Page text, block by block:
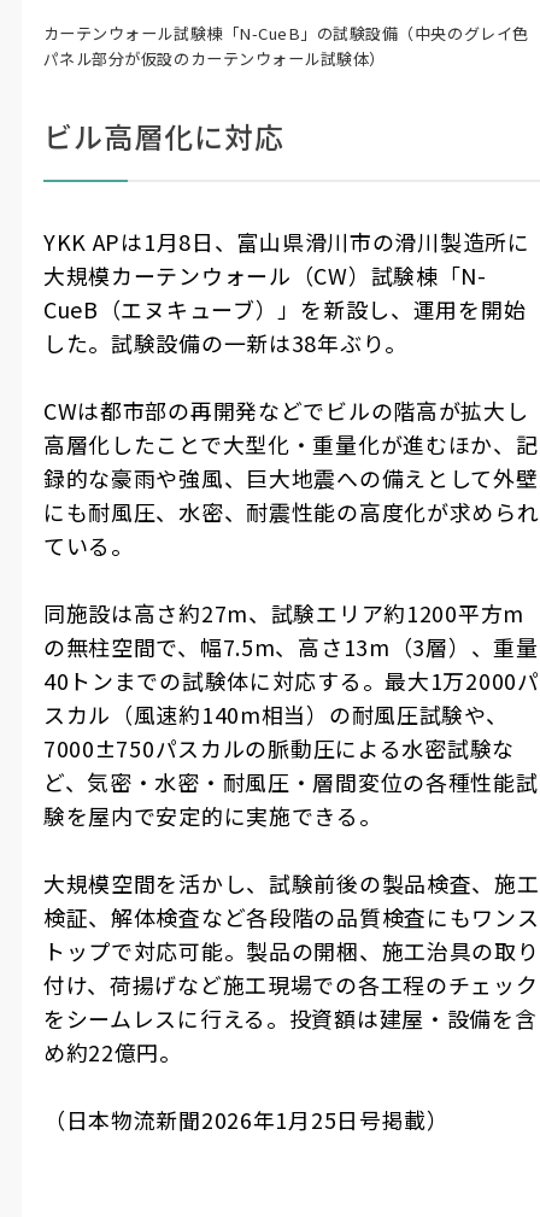
カーテンウォール試験棟「N-CueB」の試験設備（中央のグレイ色
パネル部分が仮設のカーテンウォール試験体）
ビル高層化に対応
YKK APは1月8日、富山県滑川市の滑川製造所に
大規模カーテンウォール（CW）試験棟「N-
CueB （エヌキューブ）」を新設し、運用を開始
した。試験設備の一新は38年ぶり。
CWは都市部の再開発などでビルの階高が拡大し
高層化したことで大型化・重量化が進むほか、記
録的な豪雨や強風、巨大地震への備えとして外壁
にも耐風圧、水密、耐震性能の高度化が求められ
ている。
同施設は高さ約27m、試験エリア約1200平方m
の無柱空間で、幅7.5m、高さ13m （3層）、重量
40 トンまでの試験体に対応する。最大1万2000パ
スカル（風速約140m相当）の耐風圧試験や、
7000±750パスカルの脈動圧による水密試験な
ど、気密・水密・耐風圧・層間変位の各種性能試
験を屋内で安定的に実施できる。
大規模空間を活かし、試験前後の製品検査、施工
検証、解体検査など各段階の品質検査にもワンス
トップで対応可能。製品の開梱、施工治具の取り
付け、荷揚げなど施工現場での各工程のチェック
をシームレスに行える。投資額は建屋・設備を含
め約22億円。
（日本物流新聞2026年1月25日号掲載）